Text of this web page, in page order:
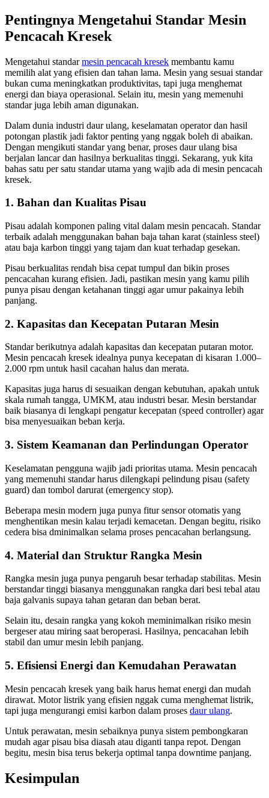
Pentingnya Mengetahui Standar Mesin
Pencacah Kresek
Mengetahui standarmesin pencacah kresek membantu kamu
memilih alat yang efisien dan tahan lama. Mesin yang sesuai standar
bukan cuma meningkatkan produktivitas, tapi juga menghemat
energi dan biaya operasional. Selain itu, mesin yang memenuhi
standar juga lebih aman digunakan.
Dalam dunia industri daur ulang, keselamatan operator dan hasil
potongan plastik jadi faktor penting yang nggak boleh di abaikan.
Dengan mengikuti standar yang benar, proses daur ulang bisa
berjalan lancar dan hasilnya berkualitas tinggi. Sekarang, yuk kita
bahas satu per satu standar utama yang wajib ada di mesin pencacah
kresek.
1. Bahan dan Kualitas Pisau
Pisau adalah komponen paling vital dalam mesin pencacah. Standar
terbaik adalah menggunakan bahan baja tahan karat (stainless steel)
atau baja karbon tinggi yang tajam dan kuat terhadap gesekan.
Pisau berkualitas rendah bisa cepat tumpul dan bikin proses
pencacahan kurang efisien. Jadi, pastikan mesin yang kamu pilih
punya pisau dengan ketahanan tinggi agar umur pakainya lebih
panjang.
2. Kapasitas dan Kecepatan Putaran Mesin
Standar berikutnya adalah kapasitas dan kecepatan putaran motor.
Mesin pencacah kresek idealnya punya kecepatan di kisaran 1.000–
2.000 rpm untuk hasil cacahan halus dan merata.
Kapasitas juga harus di sesuaikan dengan kebutuhan, apakah untuk
skala rumah tangga, UMKM, atau industri besar. Mesin berstandar
baik biasanya di lengkapi pengatur kecepatan (speed controller) agar
bisa menyesuaikan beban kerja.
3. Sistem Keamanan dan Perlindungan Operator
Keselamatan pengguna wajib jadi prioritas utama. Mesin pencacah
yang memenuhi standar harus dilengkapi pelindung pisau (safety
guard) dan tombol darurat (emergency stop).
Beberapa mesin modern juga punya fitur sensor otomatis yang
menghentikan mesin kalau terjadi kemacetan. Dengan begitu, risiko
cedera bisa dminimalkan selama proses pencacahan berlangsung.
4. Material dan Struktur Rangka Mesin
Rangka mesin juga punya pengaruh besar terhadap stabilitas. Mesin
berstandar tinggi biasanya menggunakan rangka dari besi tebal atau
baja galvanis supaya tahan getaran dan beban berat.
Selain itu, desain rangka yang kokoh meminimalkan risiko mesin
bergeser atau miring saat beroperasi. Hasilnya, pencacahan lebih
stabil dan umur mesin lebih panjang.
5. Efisiensi Energi dan Kemudahan Perawatan
Mesin pencacah kresek yang baik harus hemat energi dan mudah
dirawat. Motor listrik yang efisien nggak cuma menghemat listrik,
tapi juga mengurangi emisi karbon dalam proses daur ulang.
Untuk perawatan, mesin sebaiknya punya sistem pembongkaran
mudah agar pisau bisa diasah atau diganti tanpa repot. Dengan
begitu, mesin bisa terus bekerja optimal tanpa downtime panjang.
Kesimpulan